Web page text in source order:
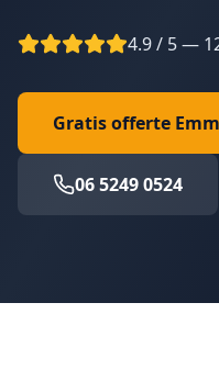
4.9 / 5 —
Gratis offerte
06 5249 0524